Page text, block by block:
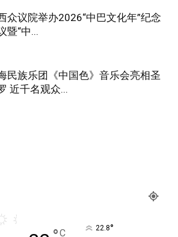
众议院举办2026“中巴文化年”纪念
暨“中...
民族乐团《中国色》音乐会亮相圣
近千名观众...
C 22.8°